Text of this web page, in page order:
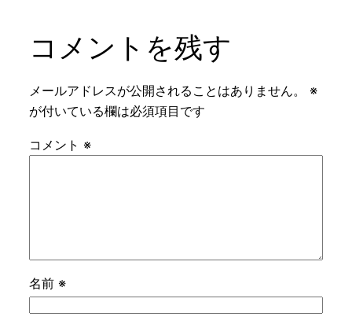
コメントを残す
メールアドレスが公開されることはありません。
※
が付いている欄は必須項目です
コメント ※
名前 ※